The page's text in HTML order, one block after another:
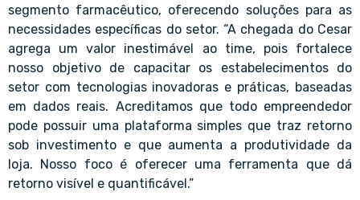
segmento farmacêutico, oferecendo soluções para as
necessidades específicas do setor. “A chegada do Cesar
agrega um valor inestimável ao time, pois fortalece
nosso objetivo de capacitar os estabelecimentos do
setor com tecnologias inovadoras e práticas, baseadas
em dados reais. Acreditamos que todo empreendedor
pode possuir uma plataforma simples que traz retorno
sob investimento e que aumenta a produtividade da
loja. Nosso foco é oferecer uma ferramenta que dá
retorno visível e quantificável.”